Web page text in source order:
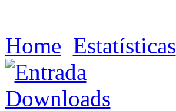
Home Estatísticas